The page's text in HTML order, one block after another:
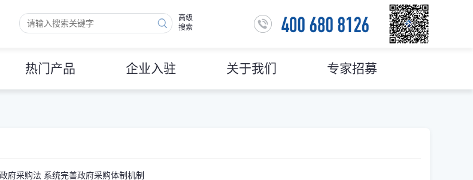
高级
搜索
热门产品 企业入驻 关于我们 专家招募
府采购法 系统完善政府采购体制机制